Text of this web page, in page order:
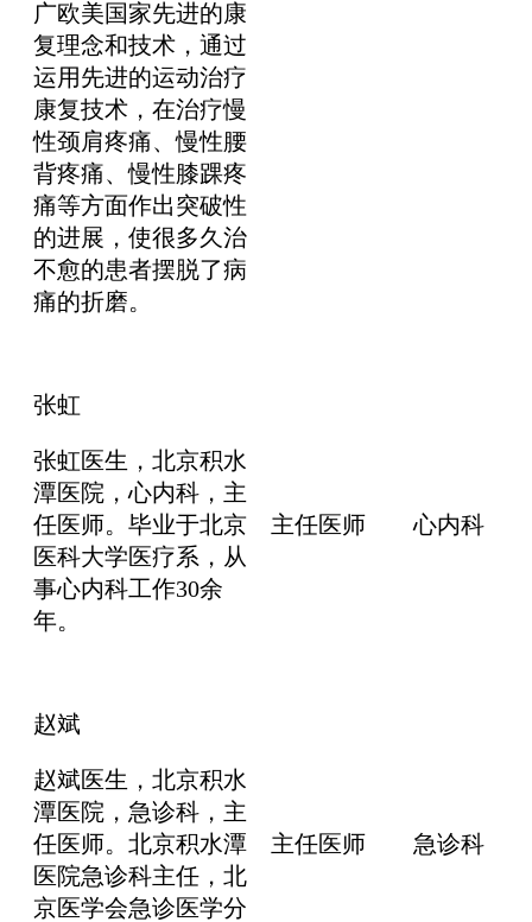
广欧美国家先进的康
复理念和技术，通过
运用先进的运动治疗
康复技术，在治疗慢
性颈肩疼痛、慢性腰
背疼痛、慢性膝踝疼
痛等方面作出突破性
的进展，使很多久治
不愈的患者摆脱了病
痛的折磨。
张虹
张虹医生，北京积水
潭医院，心内科，主
任医师。毕业于北京
医科大学医疗系，从
事心内科工作30余
年。
主任医师 心内科
赵斌
赵斌医生，北京积水
潭医院，急诊科，主
任医师。北京积水潭
医院急诊科主任，北
京医学会急诊医学分
主任医师 急诊科